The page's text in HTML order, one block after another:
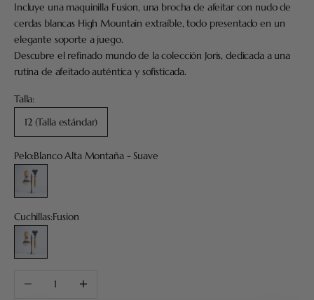
Incluye una maquinilla Fusion, una brocha de afeitar con nudo de
cerdas blancas High Mountain extraíble, todo presentado en un
elegante soporte a juego.
Descubre el refinado mundo de la colección Joris, dedicada a una
rutina de afeitado auténtica y sofisticada.
Talla:
12 (Talla estándar)
Pelo:Blanco Alta Montaña - Suave
Blanco Alta Montaña - Suave
Cuchillas:Fusion
Fusion
Reducir cantidadAumentar cantidad